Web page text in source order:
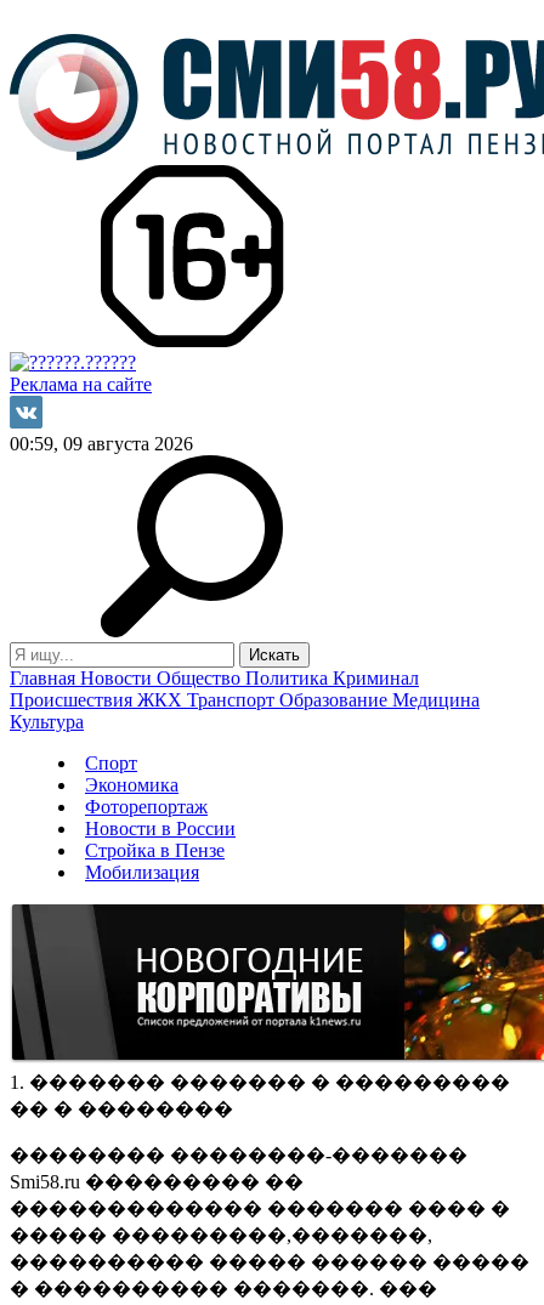
Реклама на сайте
00:59, 09 августа 2026
Главная Новости Общество Политика Криминал
Происшествия ЖКХ Транспорт Образование Медицина
Культура
Спорт
Экономика
Фоторепортаж
Новости в России
Стройка в Пензе
Мобилизация
1. ������� ������� � ���������
�� � ��������
�������� ��������-�������
Smi58.ru ��������� ��
������������� ������� ���� �
����� ���������,�������,
���������� ����� ������ �����
� ���������� �������. ���